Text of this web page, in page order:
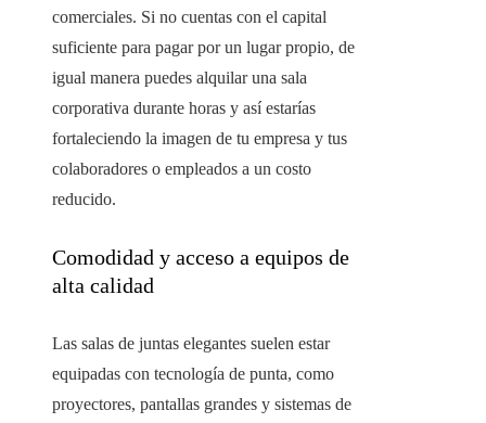
comerciales. Si no cuentas con el capital
suficiente para pagar por un lugar propio, de
igual manera puedes alquilar una sala
corporativa durante horas y así estarías
fortaleciendo la imagen de tu empresa y tus
colaboradores o empleados a un costo
reducido.
Comodidad y acceso a equipos de
alta calidad
Las salas de juntas elegantes suelen estar
equipadas con tecnología de punta, como
proyectores, pantallas grandes y sistemas de